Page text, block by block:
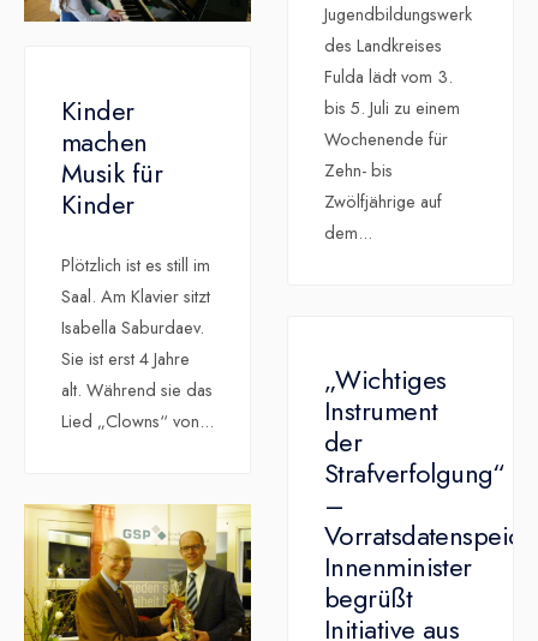
Jugendbildungswerk
des Landkreises
Fulda lädt vom 3.
bis 5. Juli zu einem
Wochenende für
Zehn- bis
Zwölfjährige auf
dem...
Kinder
machen
Musik für
Kinder
Plötzlich ist es still im
Saal. Am Klavier sitzt
Isabella Saburdaev.
Sie ist erst 4 Jahre
alt. Während sie das
Lied „Clowns“ von...
„Wichtiges
Instrument
der
Strafverfolgung“
–
Innenminister
begrüßt
Initiative aus